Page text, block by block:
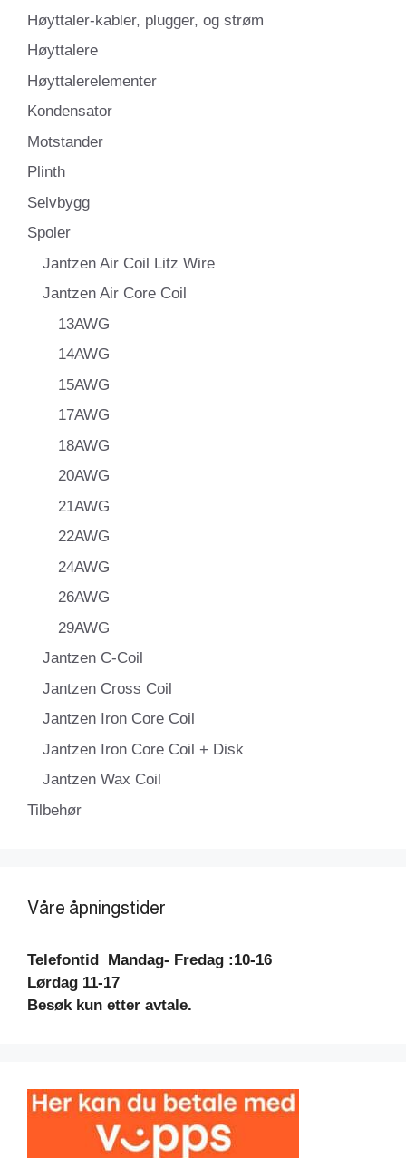
Høyttaler-kabler, plugger, og strøm
Høyttalere
Høyttalerelementer
Kondensator
Motstander
Plinth
Selvbygg
Spoler
Jantzen Air Coil Litz Wire
Jantzen Air Core Coil
13AWG
14AWG
15AWG
17AWG
18AWG
20AWG
21AWG
22AWG
24AWG
26AWG
29AWG
Jantzen C-Coil
Jantzen Cross Coil
Jantzen Iron Core Coil
Jantzen Iron Core Coil + Disk
Jantzen Wax Coil
Tilbehør
Våre åpningstider
Telefontid Mandag- Fredag :10-16
Lørdag 11-17
Besøk kun etter avtale.